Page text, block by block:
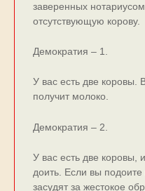
заверенных
отсутствующую корову.
Демократия – 1.
У ваc еcть две коpовы.
получит молоко.
Демократия – 2.
У вас есть две коровы,
доить. Если вы
засудят за жестокое